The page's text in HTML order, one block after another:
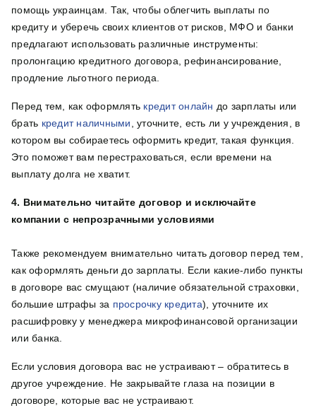
помощь украинцам. Так, чтобы облегчить выплаты по
кредиту и уберечь своих клиентов от рисков, МФО и банки
предлагают использовать различные инструменты:
пролонгацию кредитного договора, рефинансирование,
продление льготного периода.
Перед тем, как оформлять кредит онлайн до зарплаты или
брать кредит наличными , уточните, есть ли у учреждения, в
котором вы собираетесь оформить кредит, такая функция.
Это поможет вам перестраховаться, если времени на
выплату долга не хватит.
4. Внимательно читайте договор и исключайте
компании с непрозрачными условиями
Также рекомендуем внимательно читать договор перед тем,
как оформлять деньги до зарплаты. Если какие-либо пункты
в договоре вас смущают (наличие обязательной страховки,
большие штрафы за просрочку кредита), уточните их
расшифровку у менеджера микрофинансовой организации
или банка.
Если условия договора вас не устраивают – обратитесь в
другое учреждение. Не закрывайте глаза на позиции в
договоре, которые вас не устраивают.